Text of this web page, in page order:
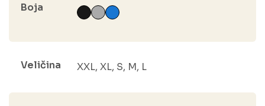
Boja
Veličina XXL, XL, S, M, L